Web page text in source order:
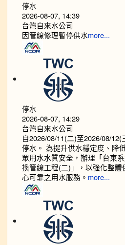
停水
2026-08-07, 14:39
台灣自來水公司
因管線修理暫停供水more...
停水
2026-08-07, 14:29
台灣自來水公司
自2026/08/11(二)至2026/08/
停水。 為提升供水穩定度、降
眾用水水質安全，辦理「台東
換管線工程(二)」，以強化整
心可靠之用水服務。 more...